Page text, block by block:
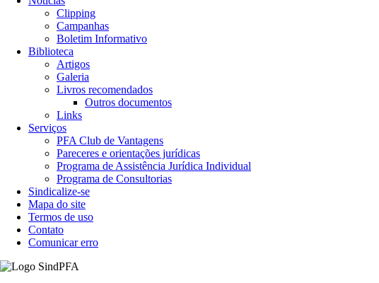
Clipping
Campanhas
Boletim Informativo
Biblioteca
Artigos
Galeria
Livros recomendados
Outros documentos
Links
Serviços
PFA Club de Vantagens
Pareceres e orientações jurídicas
Programa de Assistência Jurídica Individual
Programa de Consultorias
Sindicalize-se
Mapa do site
Termos de uso
Contato
Comunicar erro